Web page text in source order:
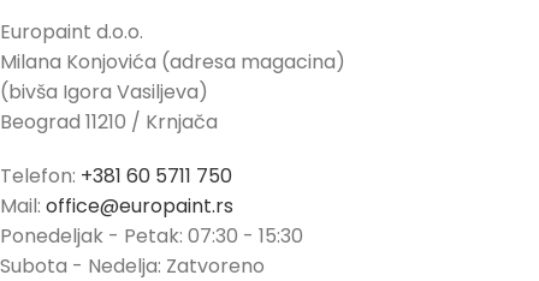
Europaint d.o.o.
Milana Konjovića (adresa magacina)
(bivša Igora Vasiljeva)
Beograd 11210 / Krnjača
Telefon: +381 60 5711 750
Mail: office@europaint.rs
Ponedeljak - Petak: 07:30 - 15:30
Subota - Nedelja: Zatvoreno